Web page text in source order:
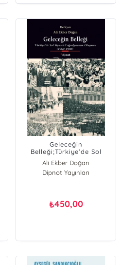
Geleceğin
Belleği;Türkiye’de Sol
Siyaset Coğrafyasının
Oluşumu (1960-1980)
Ali Ekber Doğan
Dipnot Yayınları
₺450,00